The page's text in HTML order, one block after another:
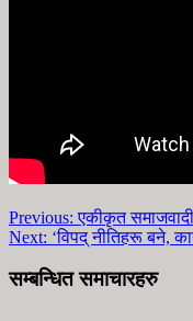
Previous: एकीकृत
Next: ‘विपद् नीतिहरू बने,
सम्बन्धित समाचारहरु